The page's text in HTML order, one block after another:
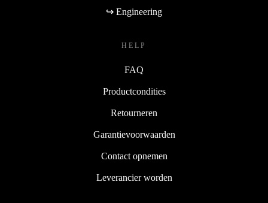
↪ Engineering
HELP
FAQ
Productcondities
Retourneren
Garantievoorwaarden
Contact opnemen
Leverancier worden